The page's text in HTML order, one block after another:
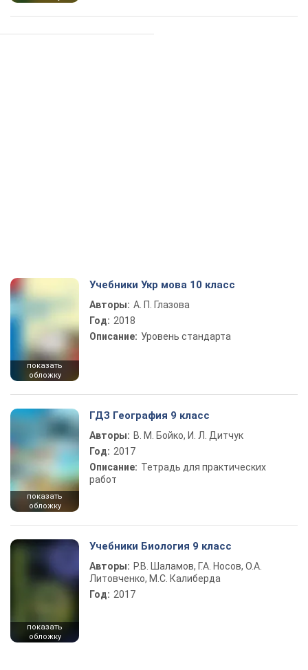
показать
обложку
Учебники Укр мова 10 класс
Авторы: А. П. Глазова
Год: 2018
Описание: Уровень стандарта
показать
обложку
ГДЗ География 9 класс
Авторы: В. М. Бойко, И. Л. Дитчук
Год: 2017
Описание: Тетрадь для практических
работ
показать
обложку
Учебники Биология 9 класс
Авторы: Р.В. Шаламов, Г.А. Носов, О.А.
Литовченко, М.С. Калиберда
Год: 2017